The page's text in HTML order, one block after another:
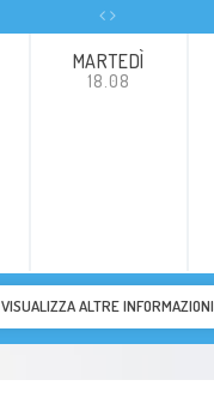
MARTEDÌ
18.08
VISUALIZZA ALTRE INFORMAZIONI